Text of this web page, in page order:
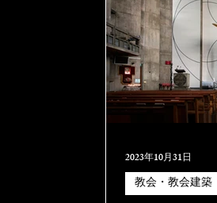
教会・教会建築
2023年10月31日